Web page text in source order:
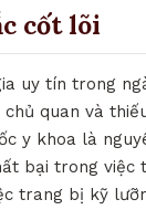
cốt lõi
uy tín trong
quan và
y khoa là
bại trong việc
trang bị kỹ